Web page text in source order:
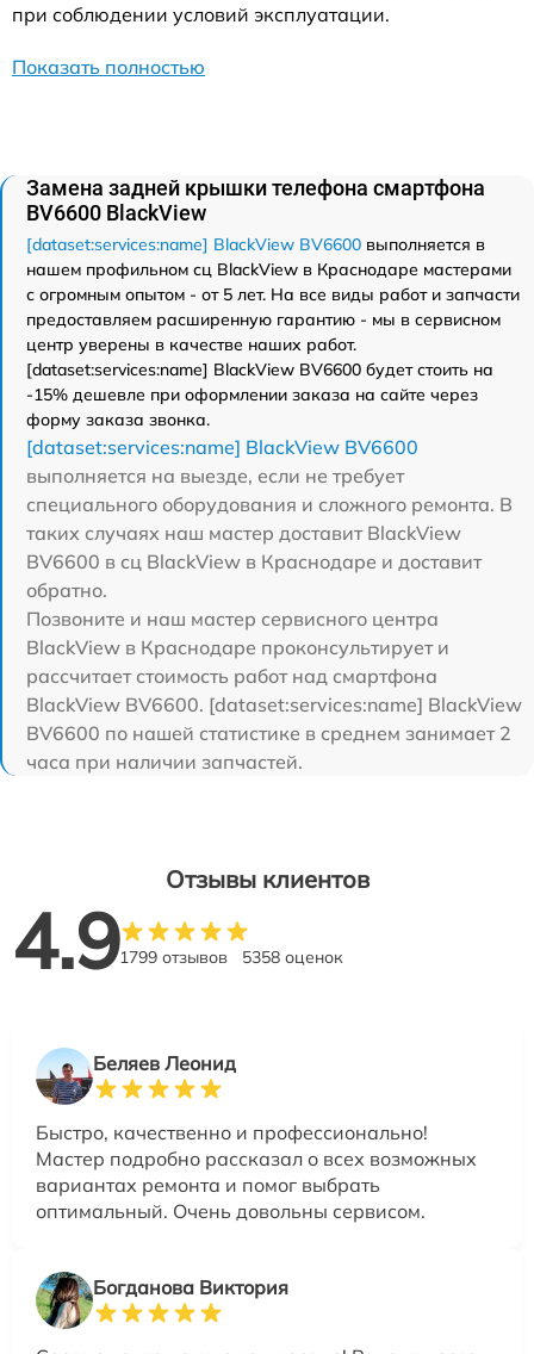
при соблюдении условий эксплуатации.
Показать полностью
Замена задней крышки телефона смартфона
BV6600 BlackView
[dataset:services:name] BlackView BV6600 выполняется в
нашем профильном сц BlackView в Краснодаре мастерами
с огромным опытом - от 5 лет. На все виды работ и запчасти
предоставляем расширенную гарантию - мы в сервисном
центр уверены в качестве наших работ.
[dataset:services:name] BlackView BV6600 будет стоить на
-15% дешевле при оформлении заказа на сайте через
форму заказа звонка.
[dataset:services:name] BlackView BV6600
выполняется на выезде, если не требует
специального оборудования и сложного ремонта. В
таких случаях наш мастер доставит BlackView
BV6600 в сц BlackView в Краснодаре и доставит
обратно.
Позвоните и наш мастер сервисного центра
BlackView в Краснодаре проконсультирует и
рассчитает стоимость работ над смартфона
BlackView BV6600. [dataset:services:name] BlackView
BV6600 по нашей статистике в среднем занимает 2
часа при наличии запчастей.
Отзывы клиентов
4.91799 отзывов 5358 оценок
Беляев Леонид
Быстро, качественно и профессионально!
Мастер подробно рассказал о всех возможных
вариантах ремонта и помог выбрать
оптимальный. Очень довольны сервисом.
Богданова Виктория